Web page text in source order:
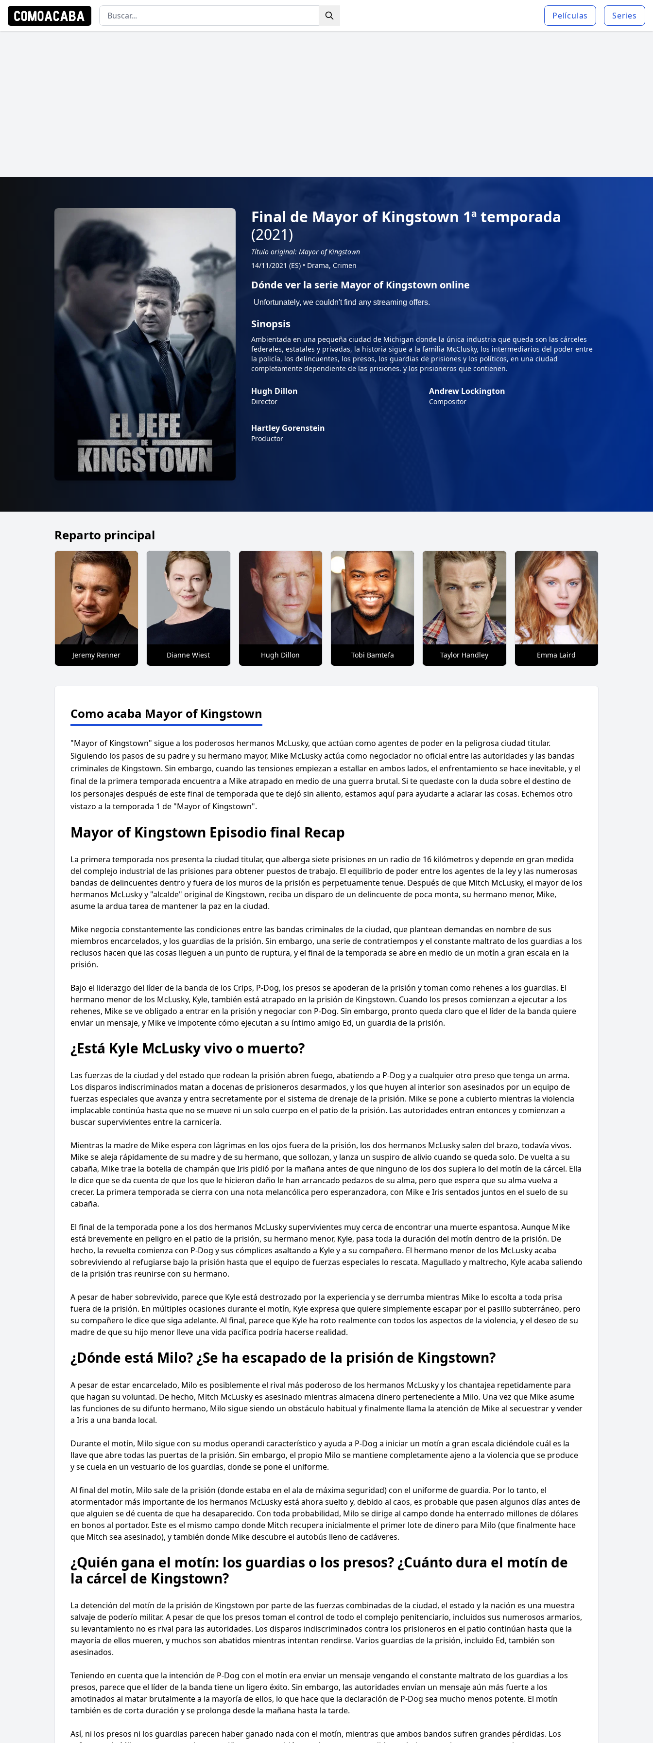
Películas Series
Final de Mayor of Kingstown 1ª temporada
(2021)
Título original: Mayor of Kingstown
14/11/2021 (ES) • Drama, Crimen
Dónde ver la serie Mayor of Kingstown online
Sinopsis
Ambientada en una pequeña ciudad de Michigan donde la única industria que queda son las cárceles
federales, estatales y privadas, la historia sigue a la familia McClusky, los intermediarios del poder entre
la policía, los delincuentes, los presos, los guardias de prisiones y los políticos, en una ciudad
completamente dependiente de las prisiones. y los prisioneros que contienen.
Hugh Dillon
Director
Andrew Lockington
Compositor
Hartley Gorenstein
Productor
Reparto principal
Jeremy Renner Dianne Wiest Hugh Dillon Tobi Bamtefa Taylor Handley Emma Laird
Como acaba Mayor of Kingstown
"Mayor of Kingstown" sigue a los poderosos hermanos McLusky, que actúan como agentes de poder en la peligrosa ciudad titular.
Siguiendo los pasos de su padre y su hermano mayor, Mike McLusky actúa como negociador no oficial entre las autoridades y las bandas
criminales de Kingstown. Sin embargo, cuando las tensiones empiezan a estallar en ambos lados, el enfrentamiento se hace inevitable, y el
final de la primera temporada encuentra a Mike atrapado en medio de una guerra brutal. Si te quedaste con la duda sobre el destino de
los personajes después de este final de temporada que te dejó sin aliento, estamos aquí para ayudarte a aclarar las cosas. Echemos otro
vistazo a la temporada 1 de "Mayor of Kingstown".
Mayor of Kingstown Episodio final Recap
La primera temporada nos presenta la ciudad titular, que alberga siete prisiones en un radio de 16 kilómetros y depende en gran medida
del complejo industrial de las prisiones para obtener puestos de trabajo. El equilibrio de poder entre los agentes de la ley y las numerosas
bandas de delincuentes dentro y fuera de los muros de la prisión es perpetuamente tenue. Después de que Mitch McLusky, el mayor de los
hermanos McLusky y "alcalde" original de Kingstown, reciba un disparo de un delincuente de poca monta, su hermano menor, Mike,
asume la ardua tarea de mantener la paz en la ciudad.
Mike negocia constantemente las condiciones entre las bandas criminales de la ciudad, que plantean demandas en nombre de sus
miembros encarcelados, y los guardias de la prisión. Sin embargo, una serie de contratiempos y el constante maltrato de los guardias a los
reclusos hacen que las cosas lleguen a un punto de ruptura, y el final de la temporada se abre en medio de un motín a gran escala en la
prisión.
Bajo el liderazgo del líder de la banda de los Crips, P-Dog, los presos se apoderan de la prisión y toman como rehenes a los guardias. El
hermano menor de los McLusky, Kyle, también está atrapado en la prisión de Kingstown. Cuando los presos comienzan a ejecutar a los
rehenes, Mike se ve obligado a entrar en la prisión y negociar con P-Dog. Sin embargo, pronto queda claro que el líder de la banda quiere
enviar un mensaje, y Mike ve impotente cómo ejecutan a su íntimo amigo Ed, un guardia de la prisión.
¿Está Kyle McLusky vivo o muerto?
Las fuerzas de la ciudad y del estado que rodean la prisión abren fuego, abatiendo a P-Dog y a cualquier otro preso que tenga un arma.
Los disparos indiscriminados matan a docenas de prisioneros desarmados, y los que huyen al interior son asesinados por un equipo de
fuerzas especiales que avanza y entra secretamente por el sistema de drenaje de la prisión. Mike se pone a cubierto mientras la violencia
implacable continúa hasta que no se mueve ni un solo cuerpo en el patio de la prisión. Las autoridades entran entonces y comienzan a
buscar supervivientes entre la carnicería.
Mientras la madre de Mike espera con lágrimas en los ojos fuera de la prisión, los dos hermanos McLusky salen del brazo, todavía vivos.
Mike se aleja rápidamente de su madre y de su hermano, que sollozan, y lanza un suspiro de alivio cuando se queda solo. De vuelta a su
cabaña, Mike trae la botella de champán que Iris pidió por la mañana antes de que ninguno de los dos supiera lo del motín de la cárcel. Ella
le dice que se da cuenta de que los que le hicieron daño le han arrancado pedazos de su alma, pero que espera que su alma vuelva a
crecer. La primera temporada se cierra con una nota melancólica pero esperanzadora, con Mike e Iris sentados juntos en el suelo de su
cabaña.
El final de la temporada pone a los dos hermanos McLusky supervivientes muy cerca de encontrar una muerte espantosa. Aunque Mike
está brevemente en peligro en el patio de la prisión, su hermano menor, Kyle, pasa toda la duración del motín dentro de la prisión. De
hecho, la revuelta comienza con P-Dog y sus cómplices asaltando a Kyle y a su compañero. El hermano menor de los McLusky acaba
sobreviviendo al refugiarse bajo la prisión hasta que el equipo de fuerzas especiales lo rescata. Magullado y maltrecho, Kyle acaba saliendo
de la prisión tras reunirse con su hermano.
A pesar de haber sobrevivido, parece que Kyle está destrozado por la experiencia y se derrumba mientras Mike lo escolta a toda prisa
fuera de la prisión. En múltiples ocasiones durante el motín, Kyle expresa que quiere simplemente escapar por el pasillo subterráneo, pero
su compañero le dice que siga adelante. Al final, parece que Kyle ha roto realmente con todos los aspectos de la violencia, y el deseo de su
madre de que su hijo menor lleve una vida pacífica podría hacerse realidad.
¿Dónde está Milo? ¿Se ha escapado de la prisión de Kingstown?
A pesar de estar encarcelado, Milo es posiblemente el rival más poderoso de los hermanos McLusky y los chantajea repetidamente para
que hagan su voluntad. De hecho, Mitch McLusky es asesinado mientras almacena dinero perteneciente a Milo. Una vez que Mike asume
las funciones de su difunto hermano, Milo sigue siendo un obstáculo habitual y finalmente llama la atención de Mike al secuestrar y vender
a Iris a una banda local.
Durante el motín, Milo sigue con su modus operandi característico y ayuda a P-Dog a iniciar un motín a gran escala diciéndole cuál es la
llave que abre todas las puertas de la prisión. Sin embargo, el propio Milo se mantiene completamente ajeno a la violencia que se produce
y se cuela en un vestuario de los guardias, donde se pone el uniforme.
Al final del motín, Milo sale de la prisión (donde estaba en el ala de máxima seguridad) con el uniforme de guardia. Por lo tanto, el
atormentador más importante de los hermanos McLusky está ahora suelto y, debido al caos, es probable que pasen algunos días antes de
que alguien se dé cuenta de que ha desaparecido. Con toda probabilidad, Milo se dirige al campo donde ha enterrado millones de dólares
en bonos al portador. Este es el mismo campo donde Mitch recupera inicialmente el primer lote de dinero para Milo (que finalmente hace
que Mitch sea asesinado), y también donde Mike descubre el autobús lleno de cadáveres.
¿Quién gana el motín: los guardias o los presos? ¿Cuánto dura el motín de
la cárcel de Kingstown?
La detención del motín de la prisión de Kingstown por parte de las fuerzas combinadas de la ciudad, el estado y la nación es una muestra
salvaje de poderío militar. A pesar de que los presos toman el control de todo el complejo penitenciario, incluidos sus numerosos armarios,
su levantamiento no es rival para las autoridades. Los disparos indiscriminados contra los prisioneros en el patio continúan hasta que la
mayoría de ellos mueren, y muchos son abatidos mientras intentan rendirse. Varios guardias de la prisión, incluido Ed, también son
asesinados.
Teniendo en cuenta que la intención de P-Dog con el motín era enviar un mensaje vengando el constante maltrato de los guardias a los
presos, parece que el líder de la banda tiene un ligero éxito. Sin embargo, las autoridades envían un mensaje aún más fuerte a los
amotinados al matar brutalmente a la mayoría de ellos, lo que hace que la declaración de P-Dog sea mucho menos potente. El motín
también es de corta duración y se prolonga desde la mañana hasta la tarde.
Así, ni los presos ni los guardias parecen haber ganado nada con el motín, mientras que ambos bandos sufren grandes pérdidas. Los